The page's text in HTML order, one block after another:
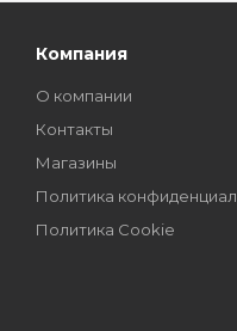
Компания
О компании
Контакты
Магазины
Политика
Политика Cookie